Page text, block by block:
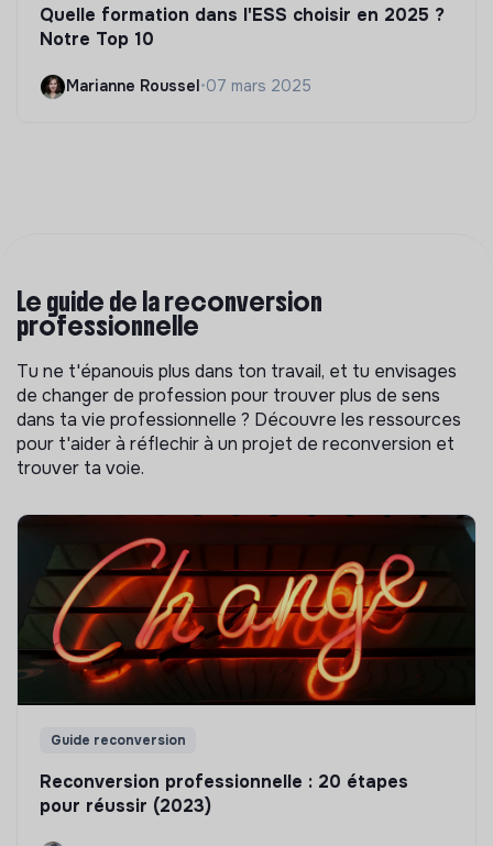
Quelle formation dans l'ESS choisir en 2025 ?
Notre Top 10
Marianne Roussel•07 mars 2025
Le guide de la reconversion
professionnelle
Tu ne t'épanouis plus dans ton travail, et tu envisages
de changer de profession pour trouver plus de sens
dans ta vie professionnelle ? Découvre les ressources
pour t'aider à réflechir à un projet de reconversion et
trouver ta voie.
Guide reconversion
Reconversion professionnelle : 20 étapes
pour réussir (2023)